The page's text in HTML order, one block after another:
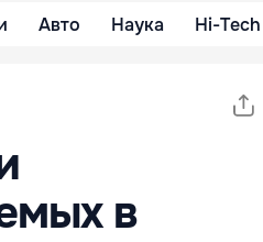
Авто Наука Hi-Tech
в